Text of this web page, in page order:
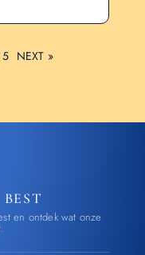
5 NEXT »
en ontdek wat onze